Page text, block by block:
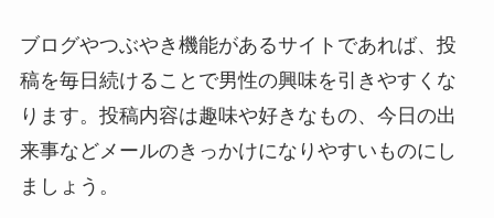
ブログやつぶやき機能があるサイトであれば、投
稿を毎日続けることで男性の興味を引きやすくな
ります。投稿内容は趣味や好きなもの、今日の出
来事などメールのきっかけになりやすいものにし
ましょう。